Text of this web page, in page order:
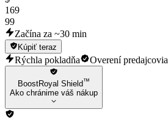
169
99
Začína za ~30 min
Kúpiť teraz
Rýchla pokladňa Overení predajcovia
BoostRoyal Shield™
Ako chránime váš nákup